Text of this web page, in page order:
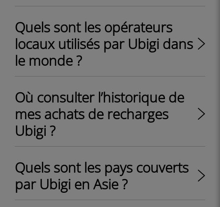
Quels sont les opérateurs
locaux utilisés par Ubigi dans
le monde ?
Où consulter l’historique de
mes achats de recharges
Ubigi ?
Quels sont les pays couverts
par Ubigi en Asie ?